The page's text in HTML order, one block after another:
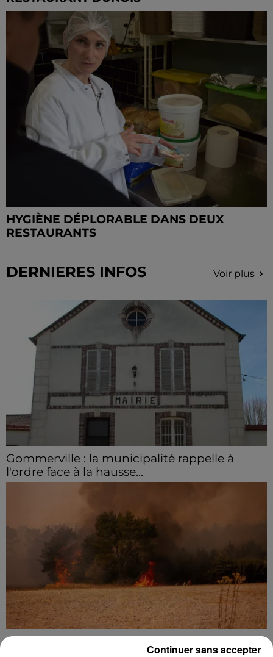
HYGIÈNE DÉPLORABLE DANS DEUX
RESTAURANTS
DERNIERES INFOS Voir plus
Gommerville : la municipalité rappelle à
l'ordre face à la hausse...
hausse des incivilités, la mairie de Gommerville
hausse...
Loir-et-Cher : un pyromane interpellé grâce
Continuer sans accepter